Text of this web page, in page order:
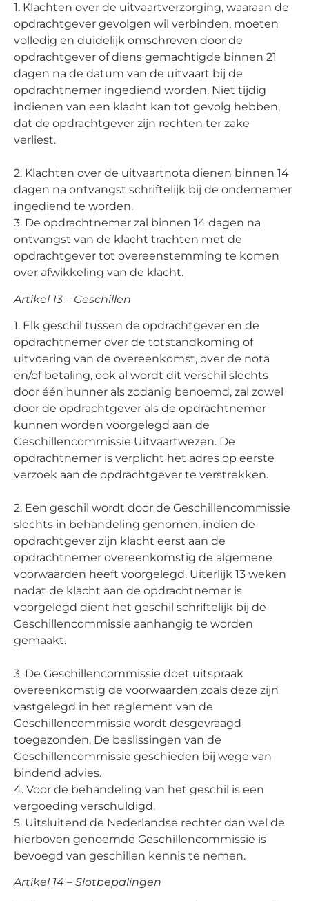
1. Klachten over de uitvaartverzorging, waaraan de
opdrachtgever gevolgen wil verbinden, moeten
volledig en duidelijk omschreven door de
opdrachtgever of diens gemachtigde binnen 21
dagen na de datum van de uitvaart bij de
opdrachtnemer ingediend worden. Niet tijdig
indienen van een klacht kan tot gevolg hebben,
dat de opdrachtgever zijn rechten ter zake
verliest.
2. Klachten over de uitvaartnota dienen binnen 14
dagen na ontvangst schriftelijk bij de ondernemer
ingediend te worden.
3. De opdrachtnemer zal binnen 14 dagen na
ontvangst van de klacht trachten met de
opdrachtgever tot overeenstemming te komen
over afwikkeling van de klacht.
Artikel 13 – Geschillen
1. Elk geschil tussen de opdrachtgever en de
opdrachtnemer over de totstandkoming of
uitvoering van de overeenkomst, over de nota
en/of betaling, ook al wordt dit verschil slechts
door één hunner als zodanig benoemd, zal zowel
door de opdrachtgever als de opdrachtnemer
kunnen worden voorgelegd aan de
Geschillencommissie Uitvaartwezen. De
opdrachtnemer is verplicht het adres op eerste
verzoek aan de opdrachtgever te verstrekken.
2. Een geschil wordt door de Geschillencommissie
slechts in behandeling genomen, indien de
opdrachtgever zijn klacht eerst aan de
opdrachtnemer overeenkomstig de algemene
voorwaarden heeft voorgelegd. Uiterlijk 13 weken
nadat de klacht aan de opdrachtnemer is
voorgelegd dient het geschil schriftelijk bij de
Geschillencommissie aanhangig te worden
gemaakt.
3. De Geschillencommissie doet uitspraak
overeenkomstig de voorwaarden zoals deze zijn
vastgelegd in het reglement van de
Geschillencommissie wordt desgevraagd
toegezonden. De beslissingen van de
Geschillencommissie geschieden bij wege van
bindend advies.
4. Voor de behandeling van het geschil is een
vergoeding verschuldigd.
5. Uitsluitend de Nederlandse rechter dan wel de
hierboven genoemde Geschillencommissie is
bevoegd van geschillen kennis te nemen.
Artikel 14 – Slotbepalingen